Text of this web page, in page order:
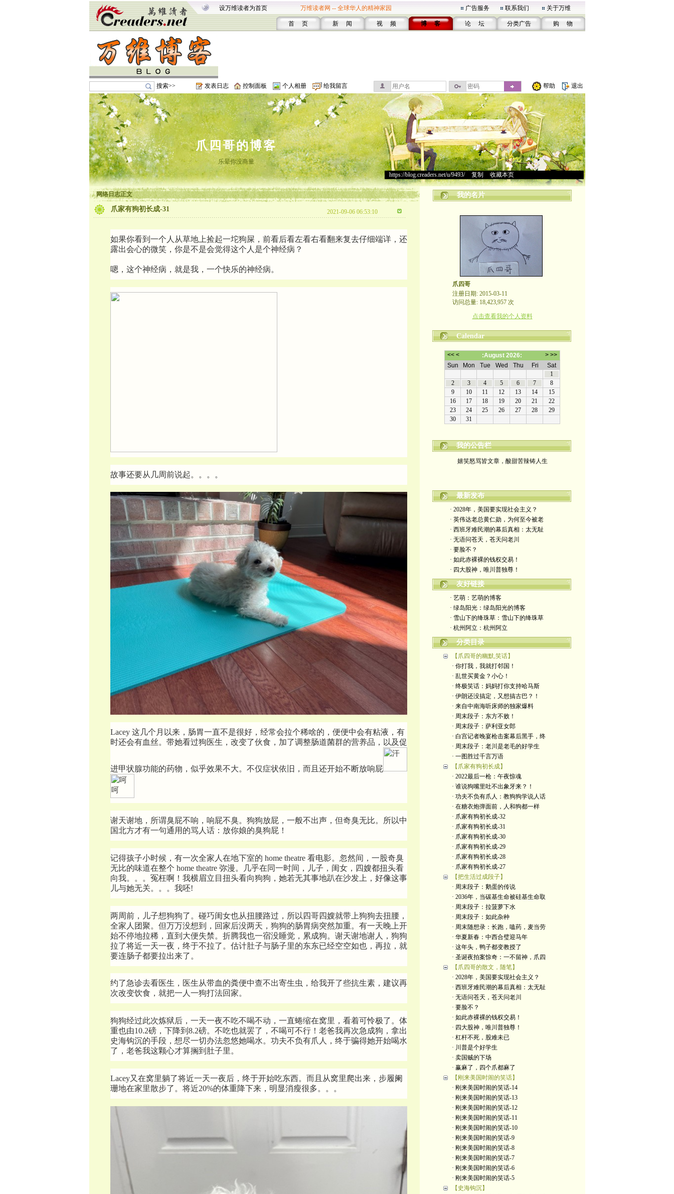
设万维读者为首页 万维读者网 -- 全球华人的精神家园 广告服务 联系我们 关于万维
首 页 新 闻 视 频 博 客 论 坛 分类广告 购 物
搜索>> 发表日志 控制面板 个人相册 给我留言 帮助 退出
爪四哥的博客
乐晕你没商量
https://blog.creaders.net/u/9493/> 复制 收藏本页
网络日志正文
爪家有狗初长成-31 2021-09-06 06:53:10
如果你看到一个人从草地上捡起一坨狗屎，前看后看左看右看翻来复去仔细端详，还
露出会心的微笑，你是不是会觉得这个人是个神经病？
嗯，这个神经病，就是我，一个快乐的神经病。
故事还要从几周前说起。。。。
Lacey 这几个月以来，肠胃一直不是很好，经常会拉个稀啥的，便便中会有粘液，有
时还会有血丝。带她看过狗医生，改变了伙食，加了调整肠道菌群的营养品，以及促
进甲状腺功能的药物，似乎效果不大。不仅症状依旧，而且还开始不断放响屁
谢天谢地，所谓臭屁不响，响屁不臭。狗狗放屁，一般不出声，但奇臭无比。所以中
国北方才有一句通用的骂人话：放你娘的臭狗屁！
记得孩子小时候，有一次全家人在地下室的 home theatre 看电影。忽然间，一股奇臭
无比的味道在整个 home theatre 弥漫。几乎在同一时间，儿子，闺女，四嫂都扭头看
向我。。。冤枉啊！我横眉立目扭头看向狗狗，她若无其事地趴在沙发上，好像这事
儿与她无关。。。我呸!
两周前，儿子想狗狗了。碰巧闺女也从扭腰路过，所以四哥四嫂就带上狗狗去扭腰，
全家人团聚。但万万没想到，回家后没两天，狗狗的肠胃病突然加重。有一天晚上开
始不停地拉稀，直到大便失禁。折腾我也一宿没睡觉，累成狗。谢天谢地谢人，狗狗
拉了将近一天一夜，终于不拉了。估计肚子与肠子里的东东已经空空如也，再拉，就
要连肠子都要拉出来了。
约了急诊去看医生，医生从带血的粪便中查不出寄生虫，给我开了些抗生素，建议再
次改变饮食，就把一人一狗打法回家。
狗狗经过此次炼狱后，一天一夜不吃不喝不动，一直蜷缩在窝里，看着可怜极了。体
重也由10.2磅，下降到8.2磅。不吃也就罢了，不喝可不行！老爸我再次急成狗，拿出
史海钩沉的手段，想尽一切办法忽悠她喝水。功夫不负有爪人，终于骗得她开始喝水
了，老爸我这颗心才算搁到肚子里。
Lacey又在窝里躺了将近一天一夜后，终于开始吃东西。而且从窝里爬出来，步履阑
珊地在家里散步了。将近20%的体重降下来，明显消瘦很多。。。
我的名片
爪四哥
注册日期: 2015-03-11
访问总量: 18,423,957 次
点击查看我的个人资料
Calendar
我的公告栏
嬉笑怒骂皆文章，酸甜苦辣铸人生
最新发布
· 2028年，美国要实现社会主义？
· 英伟达老总黄仁勋，为何至今被老
· 西班牙难民潮的幕后真相：太无耻
· 无语问苍天，苍天问老川
· 要脸不？
· 如此赤裸裸的钱权交易！
· 四大股神，唯川普独尊！
友好链接
· 艺萌：艺萌的博客
· 绿岛阳光：绿岛阳光的博客
· 雪山下的绛珠草：雪山下的绛珠草
· 杭州阿立：杭州阿立
分类目录
【爪四哥的幽默,笑话】
· 你打我，我就打邻国！
· 乱世买黄金？小心！
· 终极笑话：妈妈打你支持哈马斯
· 伊朗还没搞定，又想搞古巴？！
· 来自中南海听床师的独家爆料
· 周末段子：东方不败！
· 周末段子：萨利亚女郎
· 白宫记者晚宴枪击案幕后黑手，终
· 周末段子：老川是老毛的好学生
· 一图胜过千言万语
【爪家有狗初长成】
· 2022最后一枪：午夜惊魂
· 谁说狗嘴里吐不出象牙来？！
· 功夫不负有爪人：教狗狗学说人话
· 在糖衣炮弹面前，人和狗都一样
· 爪家有狗初长成-32
· 爪家有狗初长成-31
· 爪家有狗初长成-30
· 爪家有狗初长成-29
· 爪家有狗初长成-28
· 爪家有狗初长成-27
【把生活过成段子】
· 周末段子：鹅蛋的传说
· 2036年，当碳基生命被硅基生命取
· 周末段子：拉菠萝下水
· 周末段子：如此杂种
· 周末随想录：长跑，嗑药，麦当劳
· 华夏新春：中西合璧迎马年
· 这年头，鸭子都变教授了
· 圣诞夜拍案惊奇：一不留神，爪四
【爪四哥的散文，随笔】
· 2028年，美国要实现社会主义？
· 西班牙难民潮的幕后真相：太无耻
· 无语问苍天，苍天问老川
· 要脸不？
· 如此赤裸裸的钱权交易！
· 四大股神，唯川普独尊！
· 杠杆不死，股难未已
· 川普是个好学生
· 卖国贼的下场
· 赢麻了，四个爪都麻了
【刚来美国时闹的笑话】
· 刚来美国时闹的笑话-14
· 刚来美国时闹的笑话-13
· 刚来美国时闹的笑话-12
· 刚来美国时闹的笑话-11
· 刚来美国时闹的笑话-10
· 刚来美国时闹的笑话-9
· 刚来美国时闹的笑话-8
· 刚来美国时闹的笑话-7
· 刚来美国时闹的笑话-6
· 刚来美国时闹的笑话-5
【史海钩沉】